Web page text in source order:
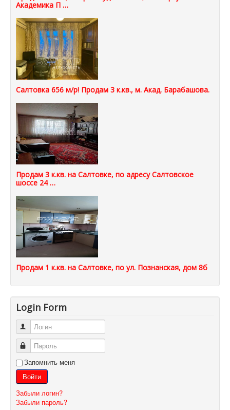
Академика П …
Салтовка 656 м/р! Продам 3 к.кв., м. Акад. Барабашова.
Продам 3 к.кв. на Салтовке, по адресу Салтовское
шоссе 24 …
Продам 1 к.кв. на Салтовке, по ул. Познанская, дом 8б
Login Form
Логин
Пароль
Запомнить меня
Войти
Забыли логин?
Забыли пароль?